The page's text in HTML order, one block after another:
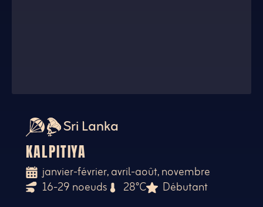
Sri Lanka
KALPITIYA
janvier-février, avril-août, novembre
16-29 noeuds
28°C Débutant